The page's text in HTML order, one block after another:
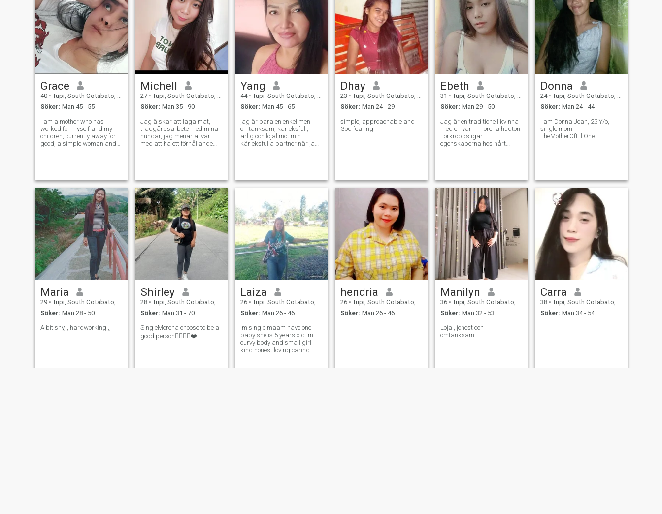
Grace
40 • Tupi, South Cotabato, Filippinerna
Söker: Man 45 - 55
I am a mother who has
worked for myself and my
children, currently away for
good, a simple woman and
Michell
27 • Tupi, South Cotabato, Filippinerna
Söker: Man 35 - 90
Jag älskar att laga mat,
trädgårdsarbete med mina
hundar, jag menar allvar
med att ha ett förhållande
Yang
44 • Tupi, South Cotabato, Filippinerna
Söker: Man 45 - 65
jag är bara en enkel men
omtänksam, kärleksfull,
ärlig och lojal mot min
kärleksfulla partner när jag
Dhay
23 • Tupi, South Cotabato, Filippinerna
Söker: Man 24 - 29
simple, approachable and
God fearing.
Ebeth
31 • Tupi, South Cotabato, Filippinerna
Söker: Man 29 - 50
Jag är en traditionell kvinna
med en varm morena hudton.
Förkroppsligar
egenskaperna hos hårt
glädjeämnena i livet och
värdesätter äkthet i
samband.
Donna
24 • Tupi, South Cotabato, Filippinerna
Söker: Man 24 - 44
I am Donna Jean, 23 Y/o,
single mom
TheMotherOfLil'One
Maria
29 • Tupi, South Cotabato, Filippinerna
Söker: Man 28 - 50
A bit shy,,, hardworking ,,
Shirley
28 • Tupi, South Cotabato, Filippinerna
Söker: Man 31 - 70
SingleMorena choose to be a
good person☝🏿🙏🏿❤️
Laiza
26 • Tupi, South Cotabato, Filippinerna
Söker: Man 26 - 46
im single maam have one
baby she is 5 years old im
curvy body and small girl
kind honest loving caring
hendria
26 • Tupi, South Cotabato, Filippinerna
Söker: Man 26 - 46
Manilyn
36 • Tupi, South Cotabato, Filippinerna
Söker: Man 32 - 53
Lojal, jonest och
omtänksam..
Carra
38 • Tupi, South Cotabato, Filippinerna
Söker: Man 34 - 54